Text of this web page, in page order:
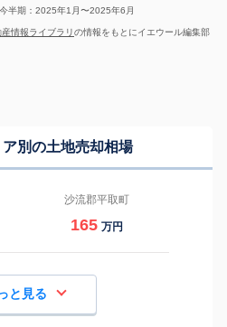
半期：2025年1月〜2025年6月
情報ライブラリの情報をもとにイエウール編集部
別の土地売却相場
沙流郡平取町
165 万円
と見る